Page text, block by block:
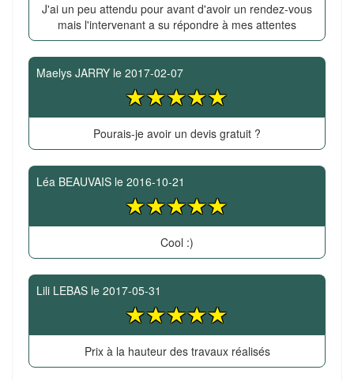
J'ai un peu attendu pour avant d'avoir un rendez-vous
mais l'intervenant a su répondre à mes attentes
Maelys JARRY le 2017-02-07
Pourais-je avoir un devis gratuit ?
Léa BEAUVAIS le 2016-10-21
Cool :)
Lili LEBAS le 2017-05-31
Prix à la hauteur des travaux réalisés